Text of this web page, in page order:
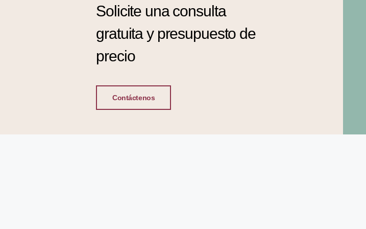
Solicite una consulta
gratuita y presupuesto de
precio
Contáctenos